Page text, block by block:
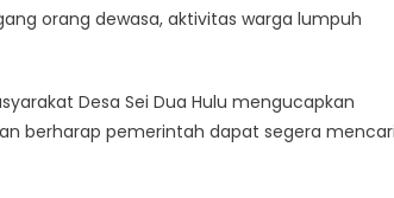
orang dewasa, aktivitas warga lumpuh
Desa Sei Dua Hulu mengucapkan
berharap pemerintah dapat segera